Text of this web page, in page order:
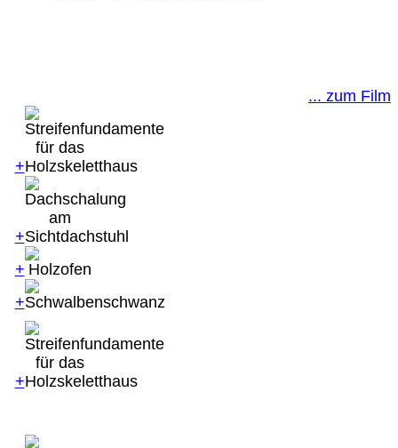
... zum Film
+
+
+
+
+